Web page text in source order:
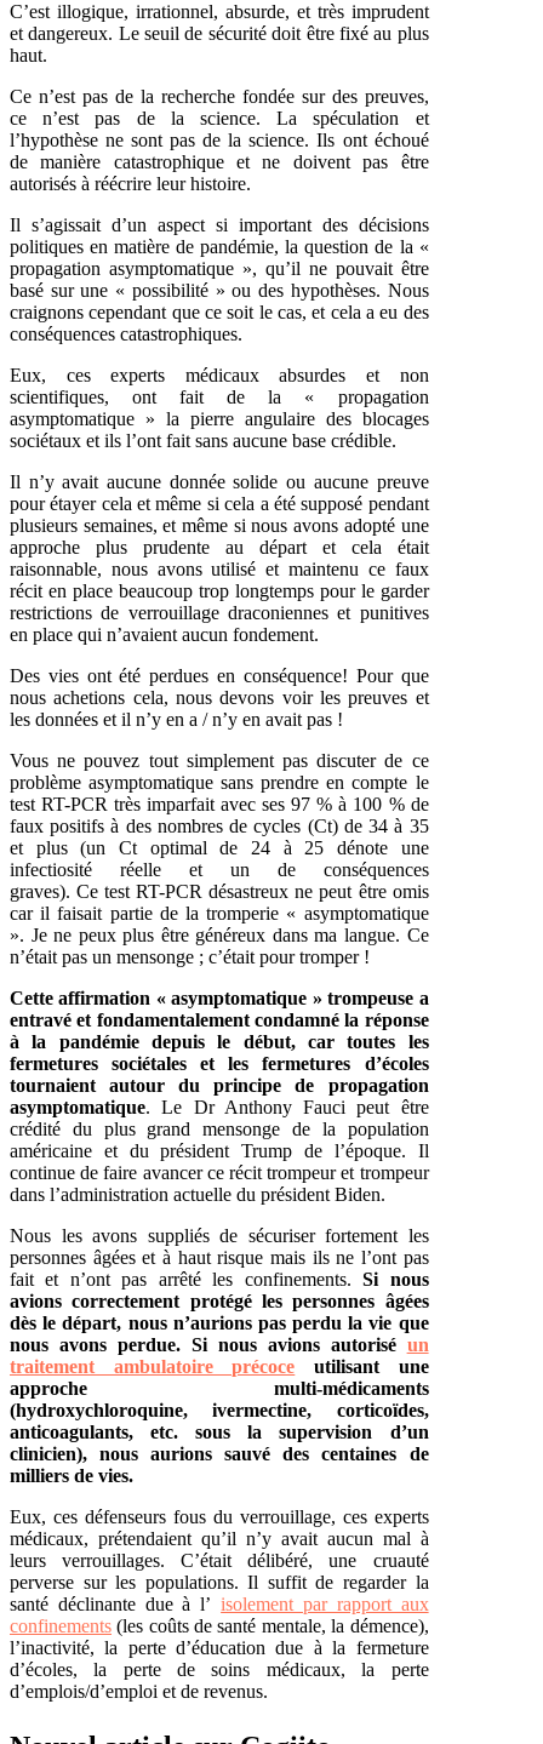
C’est illogique, irrationnel, absurde, et très imprudent
et dangereux. Le seuil de sécurité doit être fixé au plus
haut.
Ce n’est pas de la recherche fondée sur des preuves,
ce n’est pas de la science. La spéculation et
l’hypothèse ne sont pas de la science. Ils ont échoué
de manière catastrophique et ne doivent pas être
autorisés à réécrire leur histoire.
Il s’agissait d’un aspect si important des décisions
politiques en matière de pandémie, la question de la «
propagation asymptomatique », qu’il ne pouvait être
basé sur une « possibilité » ou des hypothèses. Nous
craignons cependant que ce soit le cas, et cela a eu des
conséquences catastrophiques.
Eux, ces experts médicaux absurdes et non
scientifiques, ont fait de la « propagation
asymptomatique » la pierre angulaire des blocages
sociétaux et ils l’ont fait sans aucune base crédible.
Il n’y avait aucune donnée solide ou aucune preuve
pour étayer cela et même si cela a été supposé pendant
plusieurs semaines, et même si nous avons adopté une
approche plus prudente au départ et cela était
raisonnable, nous avons utilisé et maintenu ce faux
récit en place beaucoup trop longtemps pour le garder
restrictions de verrouillage draconiennes et punitives
en place qui n’avaient aucun fondement.
Des vies ont été perdues en conséquence! Pour que
nous achetions cela, nous devons voir les preuves et
les données et il n’y en a / n’y en avait pas !
Vous ne pouvez tout simplement pas discuter de ce
problème asymptomatique sans prendre en compte le
test RT-PCR très imparfait avec ses 97 % à 100 % de
faux positifs à des nombres de cycles (Ct) de 34 à 35
et plus (un Ct optimal de 24 à 25 dénote une
infectiosité réelle et un de conséquences
graves). Ce test RT-PCR désastreux ne peut être omis
car il faisait partie de la tromperie « asymptomatique
». Je ne peux plus être généreux dans ma langue. Ce
n’était pas un mensonge ; c’était pour tromper !
Cette affirmation « asymptomatique » trompeuse a
entravé et fondamentalement condamné la réponse
à la pandémie depuis le début, car toutes les
fermetures sociétales et les fermetures d’écoles
tournaient autour du principe de propagation
asymptomatique. Le Dr Anthony Fauci peut être
crédité du plus grand mensonge de la population
américaine et du président Trump de l’époque. Il
continue de faire avancer ce récit trompeur et trompeur
dans l’administration actuelle du président Biden.
Nous les avons suppliés de sécuriser fortement les
personnes âgées et à haut risque mais ils ne l’ont pas
fait et n’ont pas arrêté les confinements.Si nous
avions correctement protégé les personnes âgées
dès le départ, nous n’aurions pas perdu la vie que
nous avons perdue. Si nous avions autorisé un
traitement ambulatoire précoce utilisant une
approche multi-médicaments
(hydroxychloroquine, ivermectine, corticoïdes,
anticoagulants, etc. sous la supervision d’un
clinicien), nous aurions sauvé des centaines de
milliers de vies.
Eux, ces défenseurs fous du verrouillage, ces experts
médicaux, prétendaient qu’il n’y avait aucun mal à
leurs verrouillages. C’était délibéré, une cruauté
perverse sur les populations. Il suffit de regarder la
santé déclinante due à l’isolement par rapport aux
confinements (les coûts de santé mentale, la démence),
l’inactivité, la perte d’éducation due à la fermeture
d’écoles, la perte de soins médicaux, la perte
d’emplois/d’emploi et de revenus.